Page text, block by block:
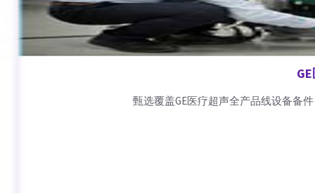
甄选覆盖GE医疗超声全产品线设备备